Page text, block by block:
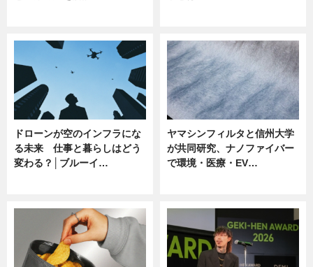
ドローンが空のインフラにな
る未来 仕事と暮らしはどう
変わる？│ブルーイ…
ヤマシンフィルタと信州大学
が共同研究、ナノファイバー
で環境・医療・EV…